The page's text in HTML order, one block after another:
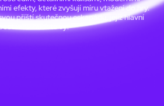
efekty, které zvyšují míru vtažení do hry.
příští skutečnou eskapádu, jejíž hlavní
budete vy!